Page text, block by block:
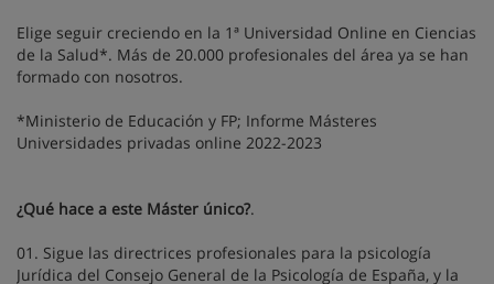
Elige seguir creciendo en la 1ª Universidad Online en Ciencias
de la Salud*. Más de 20.000 profesionales del área ya se han
formado con nosotros.
*Ministerio de Educación y FP; Informe Másteres
Universidades privadas online 2022-2023
¿Qué hace a este Máster único?.
01. Sigue las directrices profesionales para la psicología
Jurídica del Consejo General de la Psicología de España, y la